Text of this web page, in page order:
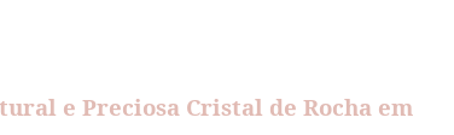
e Preciosa Cristal de Rocha em